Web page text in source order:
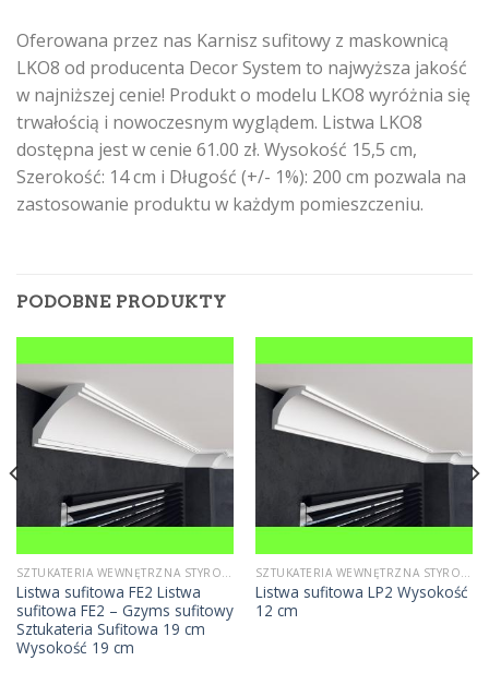
Oferowana przez nas Karnisz sufitowy z maskownicą
LKO8 od producenta Decor System to najwyższa jakość
w najniższej cenie! Produkt o modelu LKO8 wyróżnia się
trwałością i nowoczesnym wyglądem. Listwa LKO8
dostępna jest w cenie 61.00 zł. Wysokość 15,5 cm,
Szerokość: 14 cm i Długość (+/- 1%): 200 cm pozwala na
zastosowanie produktu w każdym pomieszczeniu.
PODOBNE PRODUKTY
SZTUKATERIA WEWNĘTRZNA STYROPIANOWA
Listwa sufitowa FE2 Listwa
sufitowa FE2 – Gzyms sufitowy
Sztukateria Sufitowa 19 cm
Wysokość 19 cm
SZTUKATERIA WEWNĘTRZNA STYROPIANOWA
Listwa sufitowa LP2 Wysokość
12 cm